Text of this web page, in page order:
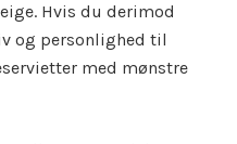
Hvis du derimod
og personlighed til
med mønstre